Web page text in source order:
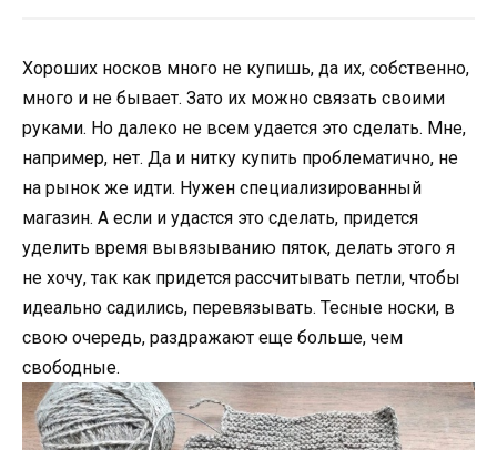
Хороших носков много не купишь, да их, собственно,
много и не бывает. Зато их можно связать своими
руками. Но далеко не всем удается это сделать. Мне,
например, нет. Да и нитку купить проблематично, не
на рынок же идти. Нужен специализированный
магазин. А если и удастся это сделать, придется
уделить время вывязыванию пяток, делать этого я
не хочу, так как придется рассчитывать петли, чтобы
идеально садились, перевязывать. Тесные носки, в
свою очередь, раздражают еще больше, чем
свободные.